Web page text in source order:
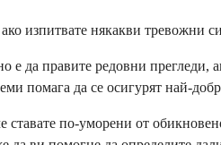
ако изпитвате някакви
е да правите редовни
помага да се осигурят най-
ставате по-уморени от